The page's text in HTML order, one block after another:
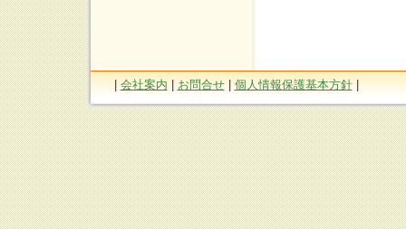
会社案内 お問合せ| 個人情報保護基本方針|